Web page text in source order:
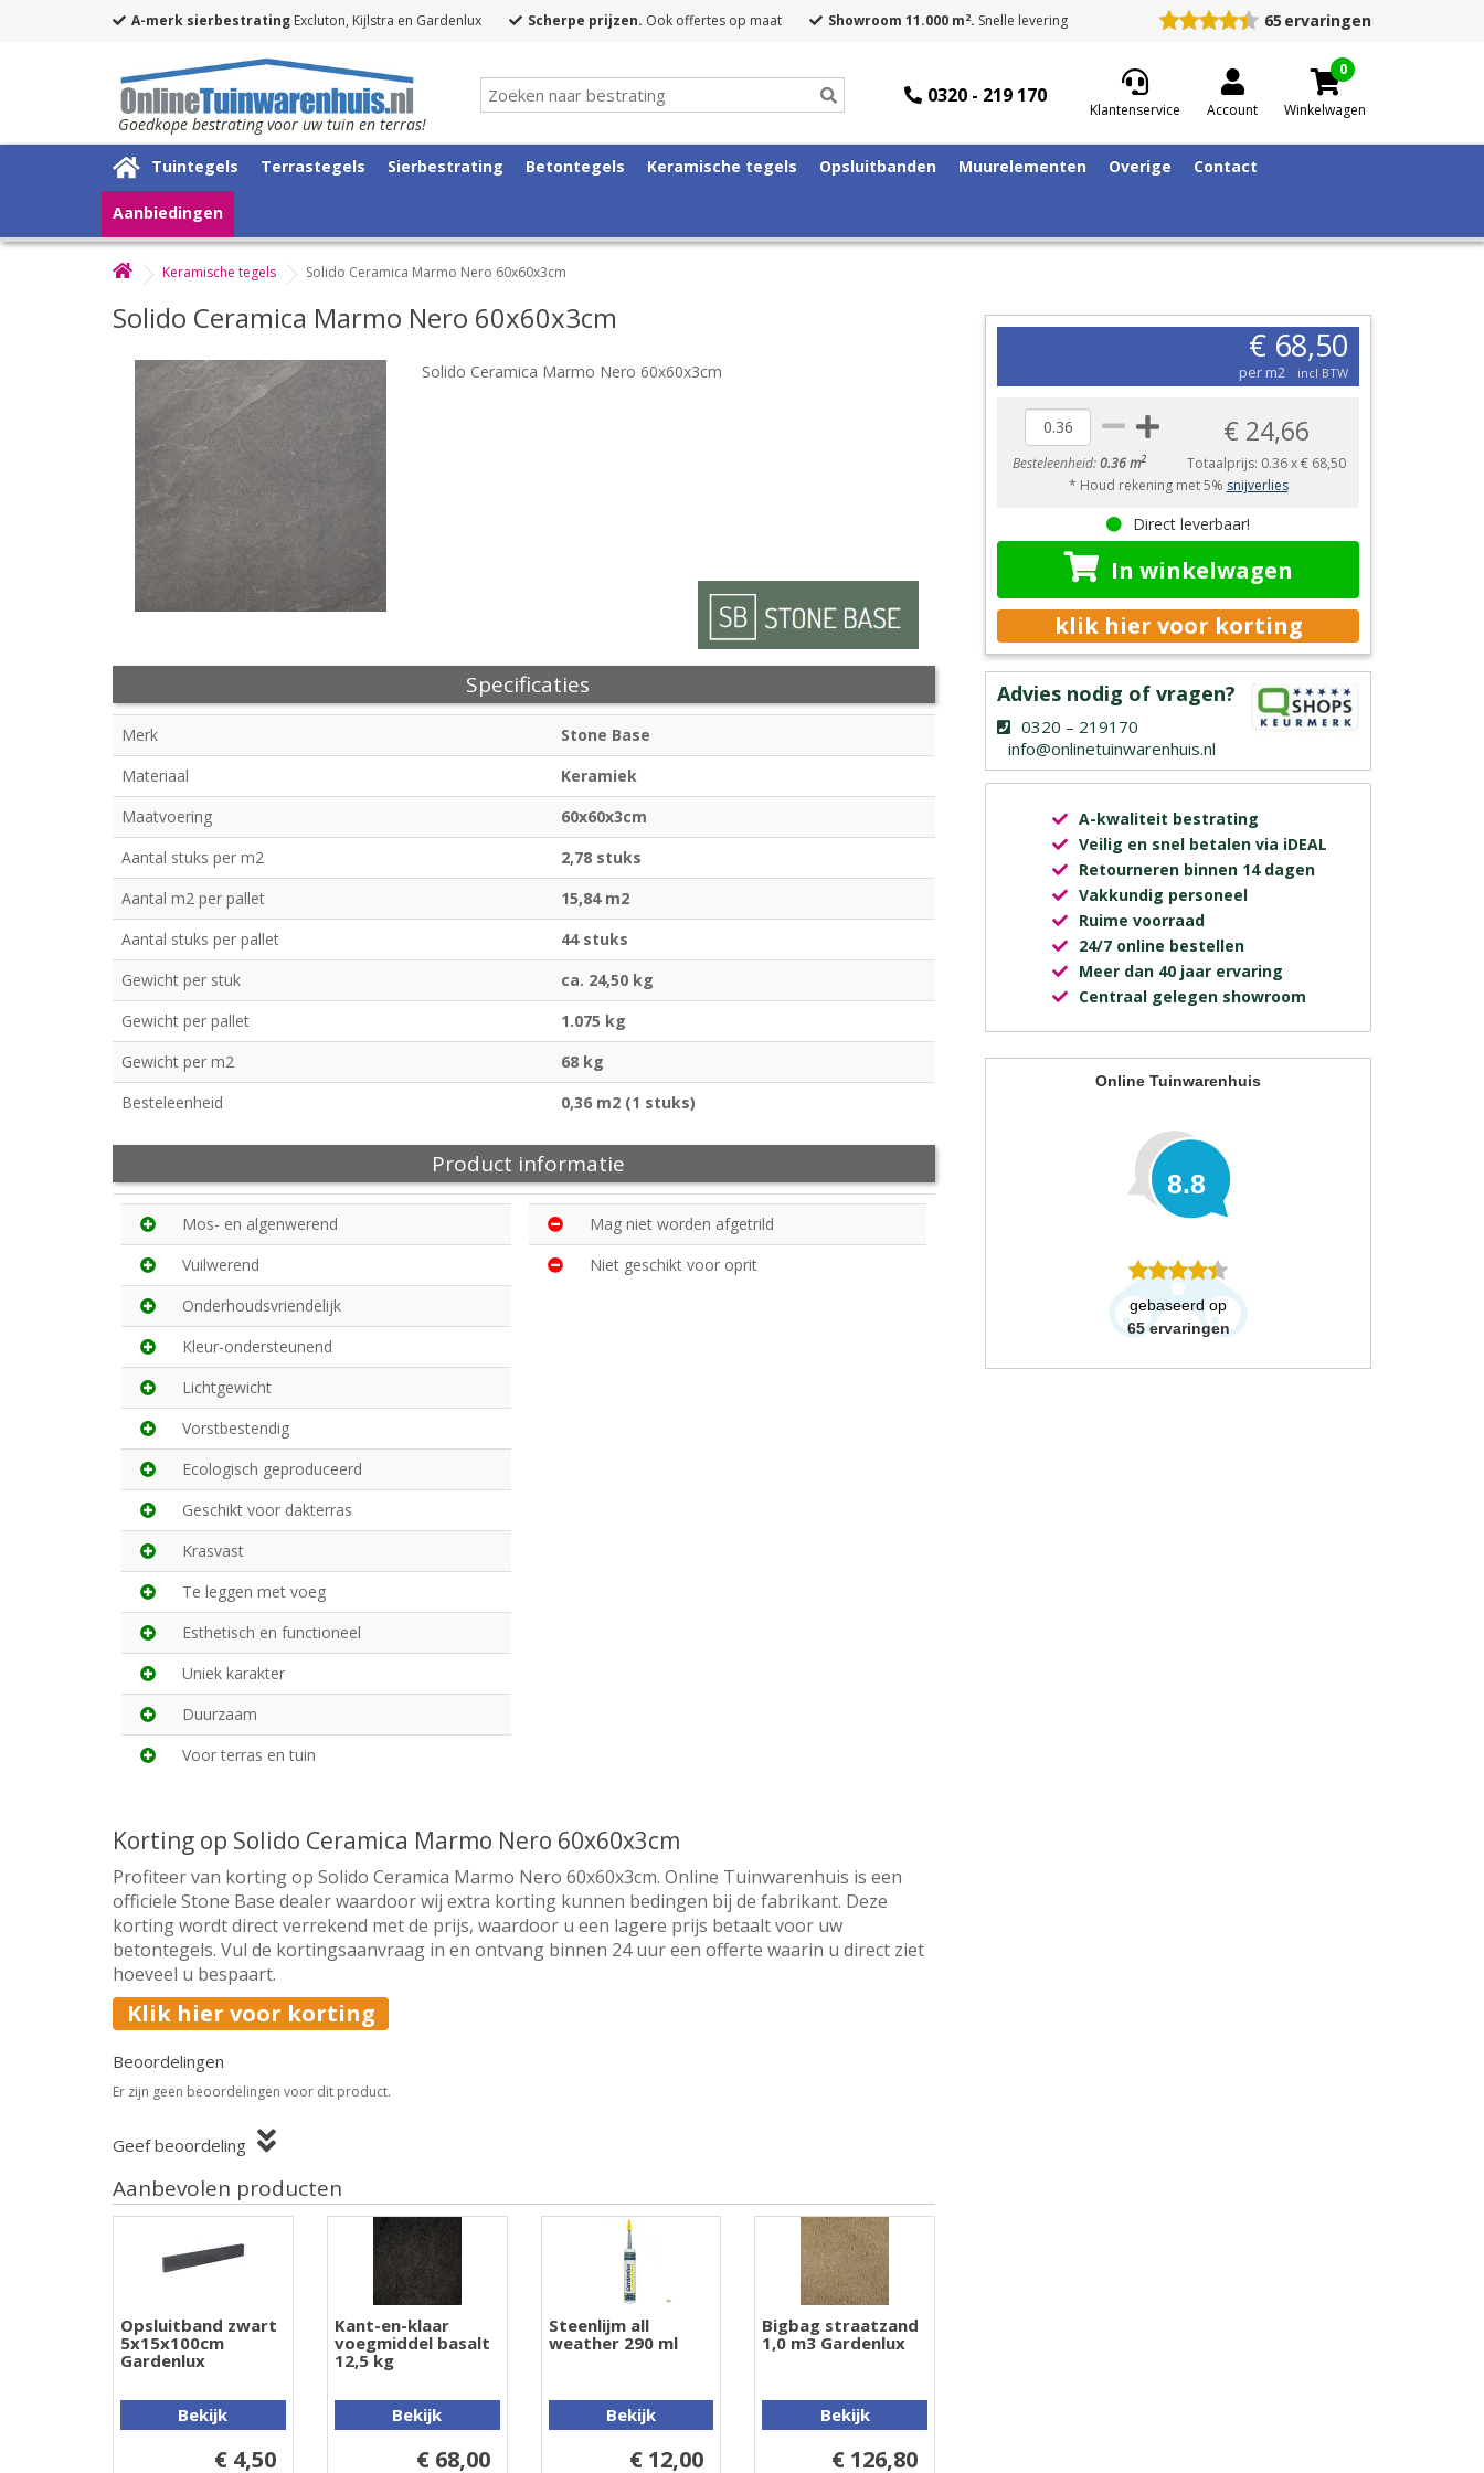
A-merk sierbestrating Excluton, Kijlstra en Gardenlux Scherpe prijzen. Ook offertes op maat Showroom 11.000 m2. Snelle levering 65 ervaringen
Goedkope bestrating voor uw tuin en terras!
0320 - 219 170
Klantenservice Account
0
Winkelwagen
Tuintegels Terrastegels Sierbestrating Betontegels Keramische tegels Opsluitbanden Muurelementen Overige Contact
Aanbiedingen
Keramische tegels Solido Ceramica Marmo Nero 60x60x3cm
Solido Ceramica Marmo Nero 60x60x3cm
Solido Ceramica Marmo Nero 60x60x3cm
Specificaties
Merk
Stone Base
Materiaal
Keramiek
Maatvoering
60x60x3cm
Aantal stuks per m2
2,78 stuks
Aantal m2 per pallet
15,84 m2
Aantal stuks per pallet
44 stuks
Gewicht per stuk
ca. 24,50 kg
Gewicht per pallet
1.075 kg
Gewicht per m2
68 kg
Besteleenheid
0,36 m2 (1 stuks)
Product informatie
Mos- en algenwerend
Vuilwerend
Onderhoudsvriendelijk
Kleur-ondersteunend
Lichtgewicht
Vorstbestendig
Ecologisch geproduceerd
Geschikt voor dakterras
Krasvast
Te leggen met voeg
Esthetisch en functioneel
Uniek karakter
Duurzaam
Voor terras en tuin
Mag niet worden afgetrild
Niet geschikt voor oprit
Korting op Solido Ceramica Marmo Nero 60x60x3cm
Profiteer van korting op Solido Ceramica Marmo Nero 60x60x3cm. Online Tuinwarenhuis is een
officiele Stone Base dealer waardoor wij extra korting kunnen bedingen bij de fabrikant. Deze
korting wordt direct verrekend met de prijs, waardoor u een lagere prijs betaalt voor uw
betontegels. Vul de kortingsaanvraag in en ontvang binnen 24 uur een offerte waarin u direct ziet
hoeveel u bespaart.
Klik hier voor korting
Beoordelingen
Er zijn geen beoordelingen voor dit product.
Geef beoordeling
Aanbevolen producten
Opsluitband zwart
5x15x100cm
Gardenlux
Bekijk
€ 4,50
Kant-en-klaar
voegmiddel basalt
12,5 kg
Bekijk
€ 68,00
Steenlijm all
weather 290 ml
Bekijk
€ 12,00
Bigbag straatzand
1,0 m3 Gardenlux
Bekijk
€ 126,80
€ 68,50
per m2 incl BTW
Besteleenheid:0.36 m2
€ 24,66
Totaalprijs: 0.36x€ 68,50
* Houd rekening met 5% snijverlies
Direct leverbaar!
In winkelwagen
klik hier voor korting
Advies nodig of vragen?
0320 – 219170
info@onlinetuinwarenhuis.nl
A-kwaliteit bestrating
Veilig en snel betalen via iDEAL
Retourneren binnen 14 dagen
Vakkundig personeel
Ruime voorraad
24/7 online bestellen
Meer dan 40 jaar ervaring
Centraal gelegen showroom
Online Tuinwarenhuis
8.8
gebaseerd op
65 ervaringen